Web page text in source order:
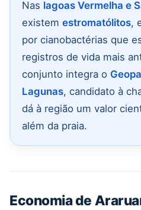
Nas lagoas Vermelha e
existem estromatólitos,
por cianobactérias que
registros de vida mais
conjunto integra o
Lagunas, candidato à
dá à região um valor
além da praia.
Economia de